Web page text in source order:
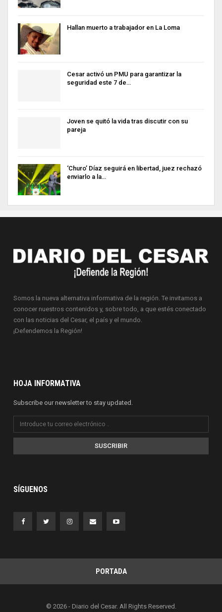
Hallan muerto a trabajador en La Loma
Cesar activó un PMU para garantizar la
seguridad este 7 de…
Joven se quitó la vida tras discutir con su
pareja
‘Churo’ Díaz seguirá en libertad, juez rechazó
enviarlo a la…
Somos la nueva alternativa informativa de la región. Te invitamos a
conocer nuestros contenidos y, sobre todo, a que estés conectado
con las noticias del Cesar, el país y el mundo.
¡Defendemos la Región!
HOJA INFORMATIVA
Subscribe our newsletter to stay updated.
SUSCRIBIR
SÍGUENOS
PORTADA
© 2026 - Diario del Cesar. All Rights Reserved.